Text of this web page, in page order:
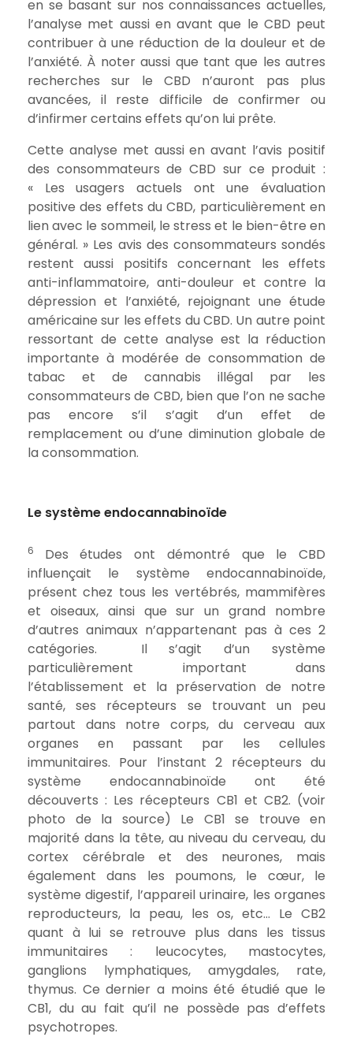
en se basant sur nos connaissances actuelles,
l’analyse met aussi en avant que le CBD peut
contribuer à une réduction de la douleur et de
l’anxiété. À noter aussi que tant que les autres
recherches sur le CBD n’auront pas plus
avancées, il reste difficile de confirmer ou
d’infirmer certains effets qu’on lui prête.
Cette analyse met aussi en avant l’avis positif
des consommateurs de CBD sur ce produit :
« Les usagers actuels ont une évaluation
positive des effets du CBD, particulièrement en
lien avec le sommeil, le stress et le bien-être en
général. » Les avis des consommateurs sondés
restent aussi positifs concernant les effets
anti-inflammatoire, anti-douleur et contre la
dépression et l’anxiété, rejoignant une étude
américaine sur les effets du CBD. Un autre point
ressortant de cette analyse est la réduction
importante à modérée de consommation de
tabac et de cannabis illégal par les
consommateurs de CBD, bien que l’on ne sache
pas encore s’il s’agit d’un effet de
remplacement ou d’une diminution globale de
la consommation.
Le système endocannabinoïde
6 Des études ont démontré que le CBD
influençait le système endocannabinoïde,
présent chez tous les vertébrés, mammifères
et oiseaux, ainsi que sur un grand nombre
d’autres animaux n’appartenant pas à ces 2
catégories.
Il s’agit d’un système
particulièrement important dans
l’établissement et la préservation de notre
santé, ses récepteurs se trouvant un peu
partout dans notre corps, du cerveau aux
organes en passant par les cellules
immunitaires. Pour l’instant 2 récepteurs du
système endocannabinoïde ont été
découverts : Les récepteurs CB1 et CB2. (voir
photo de la source) Le CB1 se trouve en
majorité dans la tête, au niveau du cerveau, du
cortex cérébrale et des neurones, mais
également dans les poumons, le cœur, le
système digestif, l’appareil urinaire, les organes
reproducteurs, la peau, les os, etc… Le CB2
quant à lui se retrouve plus dans les tissus
immunitaires : leucocytes, mastocytes,
ganglions lymphatiques, amygdales, rate,
thymus. Ce dernier a moins été étudié que le
CB1, du au fait qu’il ne possède pas d’effets
psychotropes.